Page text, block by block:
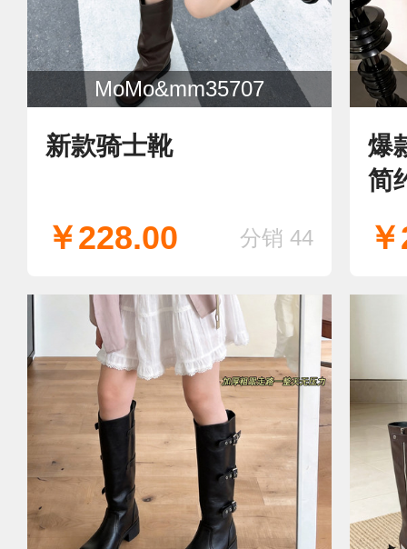
MoMo&mm35707
新款骑士靴
￥228.00 分销 44
爆
简
好